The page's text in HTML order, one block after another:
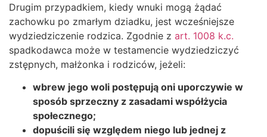
Drugim przypadkiem, kiedy wnuki mogą żądać
zachowku po zmarłym dziadku, jest wcześniejsze
wydziedziczenie rodzica. Zgodnie z art. 1008 k.c.
spadkodawca może w testamencie wydziedziczyć
zstępnych, małżonka i rodziców, jeżeli:
wbrew jego woli postępują oni uporczywie w
sposób sprzeczny z zasadami współżycia
społecznego;
dopuścili się względem niego lub jednej z